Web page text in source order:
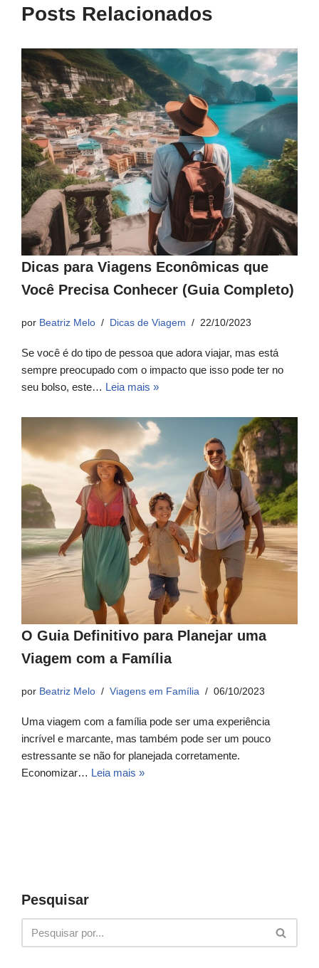
Posts Relacionados
Dicas para Viagens Econômicas que
Você Precisa Conhecer (Guia Completo)
por Beatriz Melo Dicas de Viagem 22/10/2023
Se você é do tipo de pessoa que adora viajar, mas está
sempre preocupado com o impacto que isso pode ter no
seu bolso, este… Leia mais »
O Guia Definitivo para Planejar uma
Viagem com a Família
por Beatriz Melo Viagens em Família 06/10/2023
Uma viagem com a família pode ser uma experiência
incrível e marcante, mas também pode ser um pouco
estressante se não for planejada corretamente.
Economizar… Leia mais »
Pesquisar